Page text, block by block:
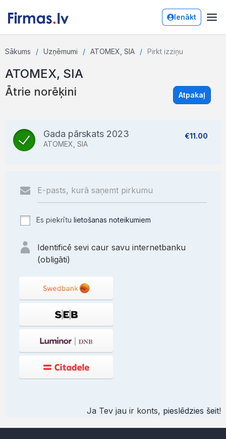
Ienākt
Sākums Uzņēmumi ATOMEX, SIA Pirkt izziņu
ATOMEX, SIA
Ātrie norēķini Atpakaļ
Gada pārskats 2023
ATOMEX, SIA
€11.00
Es piekrītu lietošanas noteikumiem
Identificē sevi caur savu internetbanku
(obligāti)
Ja Tev jau ir konts, pieslēdzies šeit!